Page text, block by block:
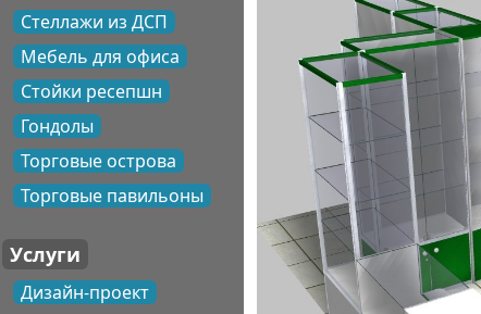
Стеллажи из ДСП
Мебель для офиса
Стойки ресепшн
Гондолы
Торговые острова
Торговые павильоны
Услуги
Дизайн-проект